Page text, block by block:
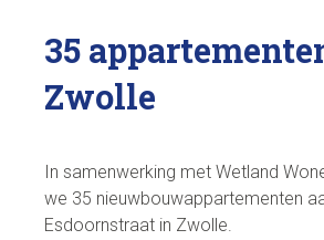
35
Zwolle
In samenwerking met Wetland
we 35 nieuwbouwappartementen
Esdoornstraat in Zwolle.